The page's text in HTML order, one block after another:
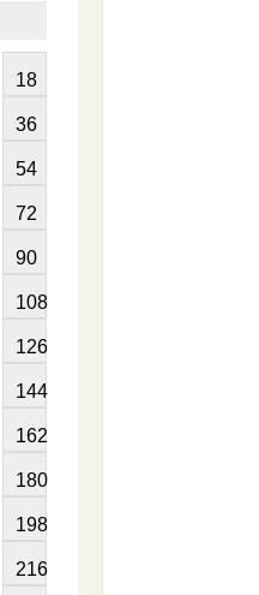
18
36
54
72
90
108
126
144
162
180
198
216